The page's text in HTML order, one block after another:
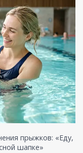
прыжков: «Еду,
шапке»